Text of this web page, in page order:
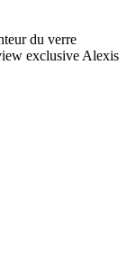
du verre
exclusive Alexis